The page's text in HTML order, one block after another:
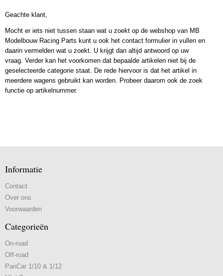
Geachte klant,
Mocht er iets niet tussen staan wat u zoekt op de webshop van MB
Modelbouw Racing Parts kunt u ook het contact formulier in vullen en
daarin vermelden wat u zoekt. U krijgt dan altijd antwoord op uw
vraag. Verder kan het voorkomen dat bepaalde artikelen niet bij de
geselecteerde categorie staat. De rede hiervoor is dat het artikel in
meerdere wagens gebruikt kan worden. Probeer daarom ook de zoek
functie op artikelnummer.
Informatie
Contact
Over ons
Voorwaarden
Categorieën
On-road
Off-road
PanCar 1/10 & 1/12